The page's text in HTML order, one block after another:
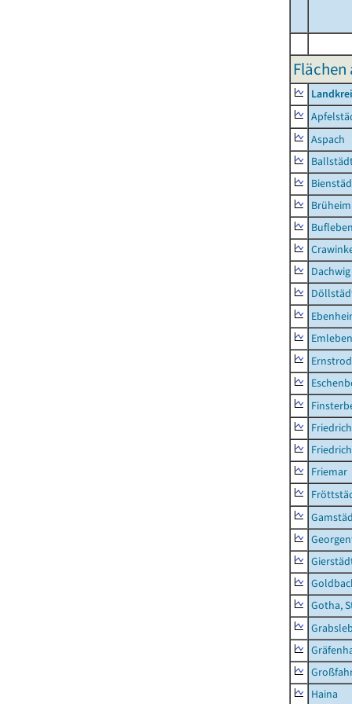
Aspach
Brüheim
Dachwig
Emleben
Friemar
Gotha,
Haina